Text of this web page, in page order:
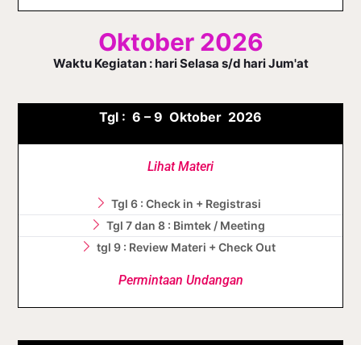
Oktober 2026
Waktu Kegiatan : hari Selasa s/d hari Jum'at
Tgl : 6 – 9 Oktober 2026
Lihat Materi
Tgl 6 : Check in + Registrasi
Tgl 7 dan 8 : Bimtek / Meeting
tgl 9 : Review Materi + Check Out
Permintaan Undangan